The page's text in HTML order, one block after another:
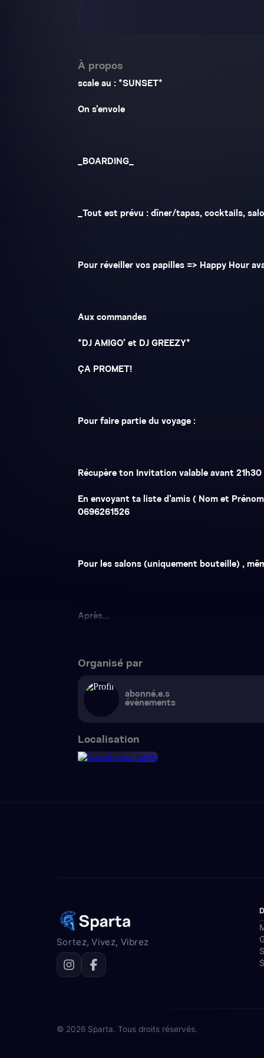
À propos
scale au : *SUNSET*
On s’envole
_BOARDING_
_Tout est prévu : dîner/tapas, cocktails,
Pour réveiller vos papilles => Happy Hour
Aux commandes
*DJ AMIGO’ et DJ GREEZY*
ÇA PROMET!
Pour faire partie du voyage :
Récupère ton Invitation valable avant 21h30
En envoyant ta liste d’amis ( Nom et
0696261526
Pour les salons (uniquement bouteille) ,
Après...
Organisé par
abonné.e.s
évènements
Localisation
Sortez, Vivez, Vibrez
© 2026 Sparta. Tous droits réservés.